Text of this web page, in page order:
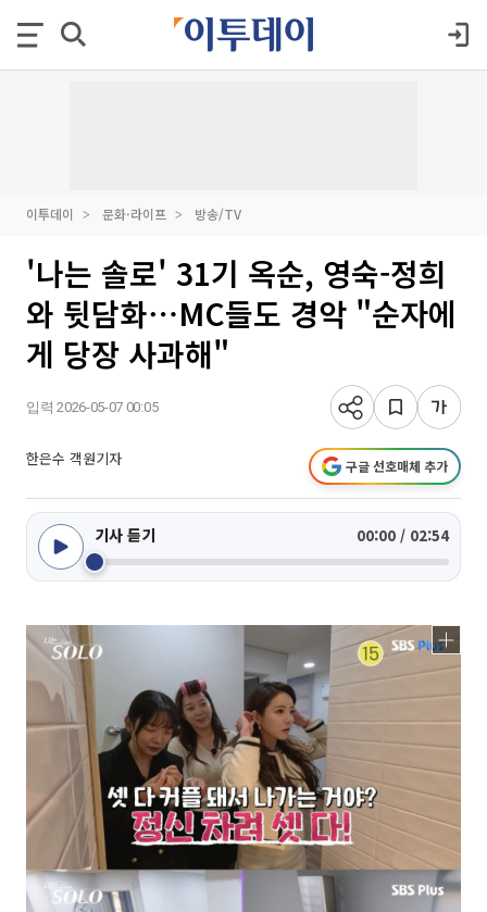
이투데이 문화·라이프 방송/TV
'나는 솔로' 31기 옥순, 영숙-정희
와 뒷담화⋯MC들도 경악 "순자에
게 당장 사과해"
입력 2026-05-07 00:05
한은수 객원기자 구글 선호매체 추가
기사 듣기 00:00 / 02:54